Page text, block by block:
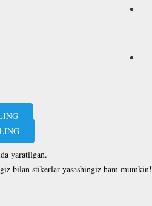
yaratilgan.
bilan stikerlar yasashingiz ham mumkin!